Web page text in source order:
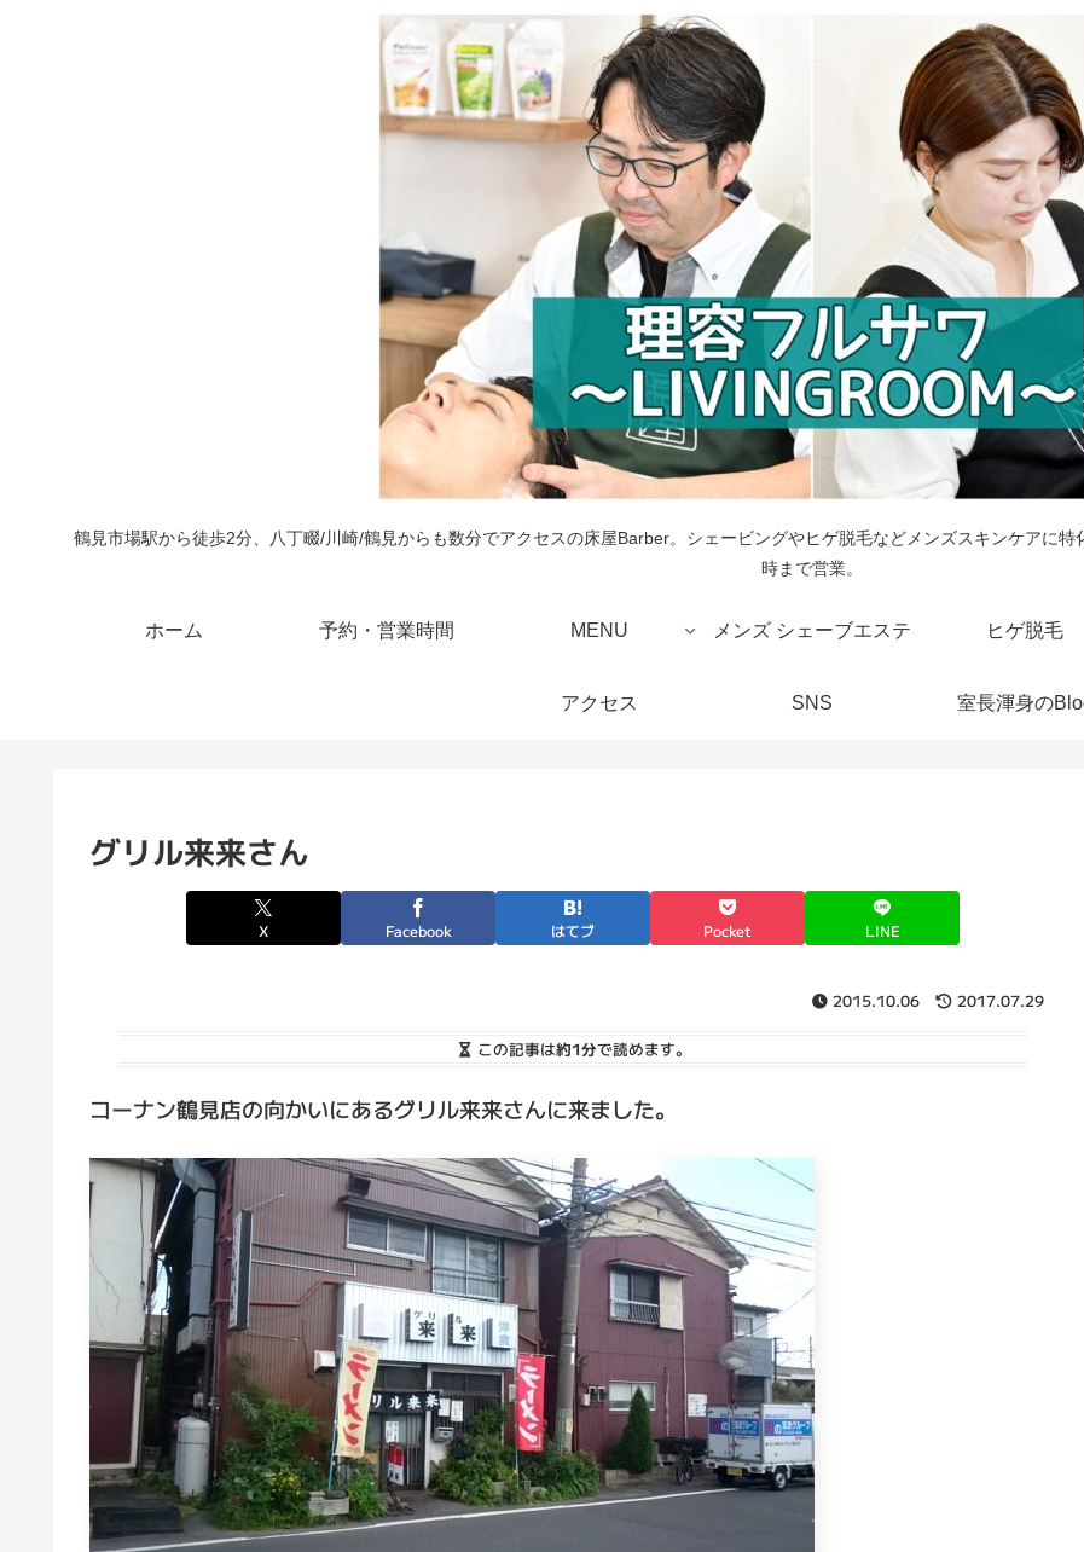
鶴見市場駅から徒歩2分、八丁畷/川崎/鶴見からも数分でアクセスの床屋Barber。シェービングやヒゲ脱毛などメンズスキンケアに
時まで営業。
ホーム 予約・営業時間 MENU メンズ シェーブエステ ヒゲ脱毛
アクセス SNS 室長渾身の
グリル来来さん
X Facebook はてブ Pocket LINE
2015.10.06 2017.07.29
この記事は約1分で読めます。
コーナン鶴見店の向かいにあるグリル来来さんに来ました。